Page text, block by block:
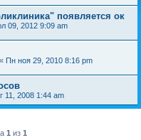
появляется ок
09, 2012 9:09 am
« Пн ноя 29, 2010 8:16 pm
11, 2008 1:44 am
1 из 1